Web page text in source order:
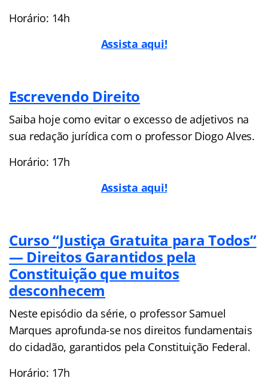
Horário: 14h
Assista aqui!
Escrevendo Direito
Saiba hoje como evitar o excesso de adjetivos na
sua redação jurídica com o professor Diogo Alves.
Horário: 17h
Assista aqui!
Curso “Justiça Gratuita para Todos”
— Direitos Garantidos pela
Constituição que muitos
desconhecem
Neste episódio da série, o professor Samuel
Marques aprofunda-se nos direitos fundamentais
do cidadão, garantidos pela Constituição Federal.
Horário: 17h